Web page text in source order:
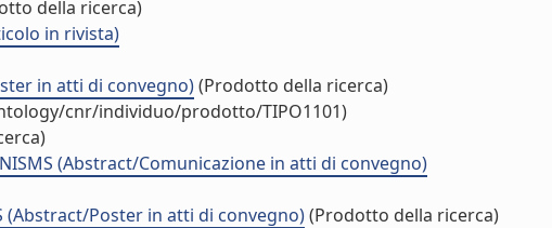
della ricerca)
in rivista)
in atti di convegno)(Prodotto della ricerca)
cnr/individuo/prodotto/TIPO1101)
(Abstract/Comunicazione in atti di convegno)
(Abstract/Poster in atti di convegno)(Prodotto della ricerca)